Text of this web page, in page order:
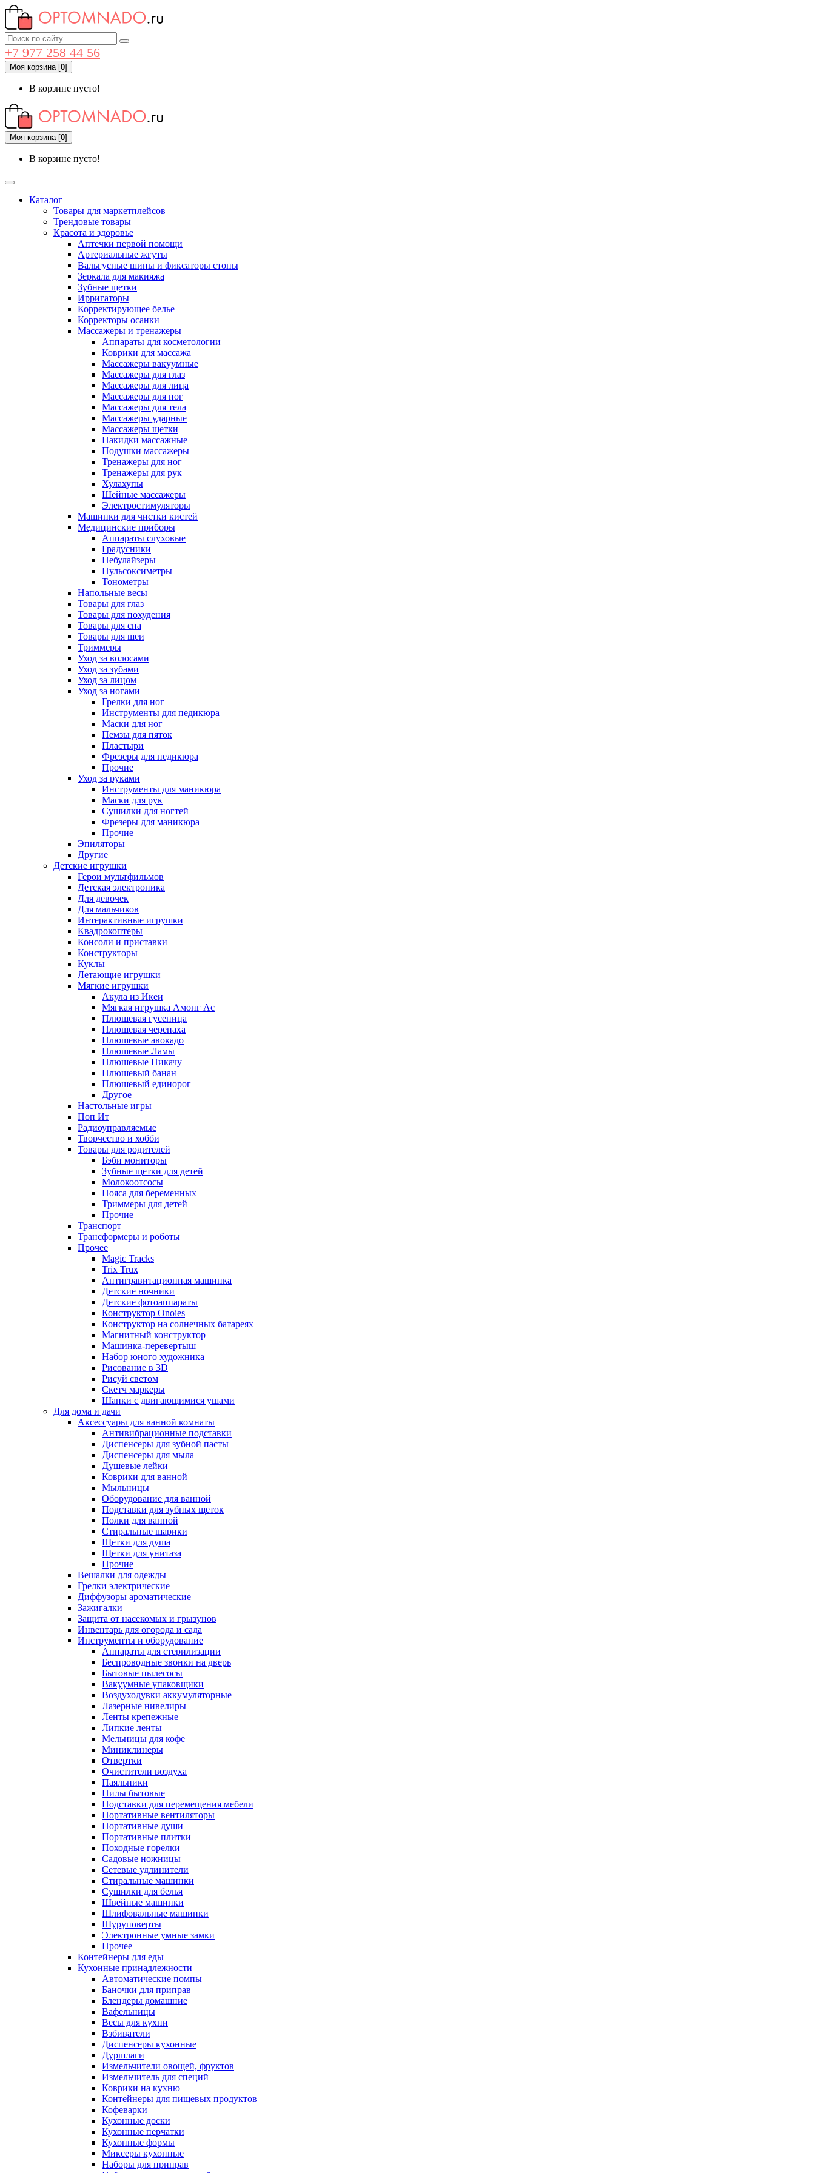
+7 977 258 44 56
Моя корзина[0]
В корзине пусто!
Моя корзина[0]
В корзине пусто!
Каталог
Товары для маркетплейсов
Трендовые товары
Красота и здоровье
Аптечки первой помощи
Артериальные жгуты
Вальгусные шины и фиксаторы стопы
Зеркала для макияжа
Зубные щетки
Ирригаторы
Корректирующее белье
Корректоры осанки
Массажеры и тренажеры
Аппараты для косметологии
Коврики для массажа
Массажеры вакуумные
Массажеры для глаз
Массажеры для лица
Массажеры для ног
Массажеры для тела
Массажеры ударные
Массажеры щетки
Накидки массажные
Подушки массажеры
Тренажеры для ног
Тренажеры для рук
Хулахупы
Шейные массажеры
Электростимуляторы
Машинки для чистки кистей
Медицинские приборы
Аппараты слуховые
Градусники
Небулайзеры
Пульсоксиметры
Тонометры
Напольные весы
Товары для глаз
Товары для похудения
Товары для сна
Товары для шеи
Триммеры
Уход за волосами
Уход за зубами
Уход за лицом
Уход за ногами
Грелки для ног
Инструменты для педикюра
Маски для ног
Пемзы для пяток
Пластыри
Фрезеры для педикюра
Прочие
Уход за руками
Инструменты для маникюра
Маски для рук
Сушилки для ногтей
Фрезеры для маникюра
Прочие
Эпиляторы
Другие
Детские игрушки
Герои мультфильмов
Детская электроника
Для девочек
Для мальчиков
Интерактивные игрушки
Квадрокоптеры
Консоли и приставки
Конструкторы
Куклы
Летающие игрушки
Мягкие игрушки
Акула из Икеи
Мягкая игрушка Амонг Ас
Плюшевая гусеница
Плюшевая черепаха
Плюшевые авокадо
Плюшевые Ламы
Плюшевые Пикачу
Плюшевый банан
Плюшевый единорог
Другое
Настольные игры
Поп Ит
Радиоуправляемые
Творчество и хобби
Товары для родителей
Бэби мониторы
Зубные щетки для детей
Молокоотсосы
Пояса для беременных
Триммеры для детей
Прочие
Транспорт
Трансформеры и роботы
Прочее
Magic Tracks
Trix Trux
Антигравитационная машинка
Детские ночники
Детские фотоаппараты
Конструктор Onoies
Конструктор на солнечных батареях
Магнитный конструктор
Машинка-перевертыш
Набор юного художника
Рисование в 3D
Рисуй светом
Скетч маркеры
Шапки с двигающимися ушами
Для дома и дачи
Аксессуары для ванной комнаты
Антивибрационные подставки
Диспенсеры для зубной пасты
Диспенсеры для мыла
Душевые лейки
Коврики для ванной
Мыльницы
Оборудование для ванной
Подставки для зубных щеток
Полки для ванной
Стиральные шарики
Щетки для душа
Щетки для унитаза
Прочие
Вешалки для одежды
Грелки электрические
Диффузоры ароматические
Зажигалки
Защита от насекомых и грызунов
Инвентарь для огорода и сада
Инструменты и оборудование
Аппараты для стерилизации
Беспроводные звонки на дверь
Бытовые пылесосы
Вакуумные упаковщики
Воздуходувки аккумуляторные
Лазерные нивелиры
Ленты крепежные
Липкие ленты
Мельницы для кофе
Миниклинеры
Отвертки
Очистители воздуха
Паяльники
Пилы бытовые
Подставки для перемещения мебели
Портативные вентиляторы
Портативные души
Портативные плитки
Походные горелки
Садовые ножницы
Сетевые удлинители
Стиральные машинки
Сушилки для белья
Швейные машинки
Шлифовальные машинки
Шуруповерты
Электронные умные замки
Прочее
Контейнеры для еды
Кухонные принадлежности
Автоматические помпы
Баночки для приправ
Блендеры домашние
Вафельницы
Весы для кухни
Взбиватели
Диспенсеры кухонные
Дуршлаги
Измельчители овощей, фруктов
Измельчитель для специй
Коврики на кухню
Контейнеры для пищевых продуктов
Кофеварки
Кухонные доски
Кухонные перчатки
Кухонные формы
Миксеры кухонные
Наборы для приправ